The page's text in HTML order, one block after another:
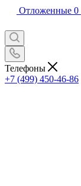
Отложенные 0
Телефоны
+7 (499) 450-46-86